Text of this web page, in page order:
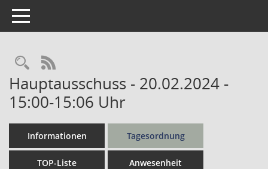
Toggle navigation
Rechercheauswahl
RSS-Feed
Hauptausschuss - 20.02.2024 -
15:00-15:06 Uhr
Informationen Tagesordnung
TOP-Liste Anwesenheit